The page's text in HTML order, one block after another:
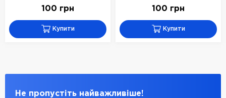
100 грн
Купити
100 грн
Купити
Не пропустіть найважливіше!